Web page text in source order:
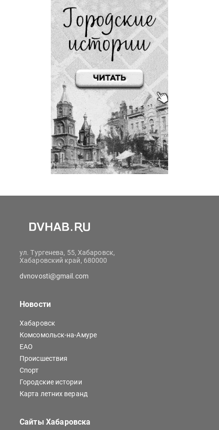
ул. Тургенева, 55, Хабаровск,
Хабаровский край, 680000
dvnovosti@gmail.com
Новости
Хабаровск
Комсомольск-на-Амуре
ЕАО
Происшествия
Спорт
Городские истории
Карта летних веранд
Сайты Хабаровска